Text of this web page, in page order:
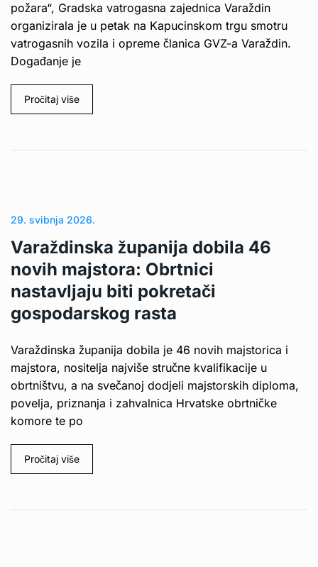
požara“, Gradska vatrogasna zajednica Varaždin
organizirala je u petak na Kapucinskom trgu smotru
vatrogasnih vozila i opreme članica GVZ-a Varaždin.
Događanje je
Pročitaj više
29. svibnja 2026.
Varaždinska županija dobila 46
novih majstora: Obrtnici
nastavljaju biti pokretači
gospodarskog rasta
Varaždinska županija dobila je 46 novih majstorica i
majstora, nositelja najviše stručne kvalifikacije u
obrtništvu, a na svečanoj dodjeli majstorskih diploma,
povelja, priznanja i zahvalnica Hrvatske obrtničke
komore te po
Pročitaj više